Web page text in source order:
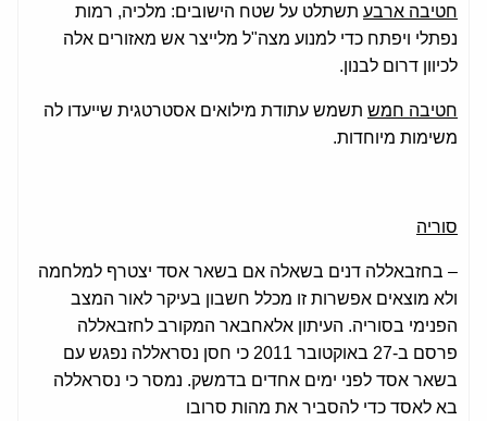
חטיבה ארבע תשתלט על שטח הישובים: מלכיה, רמות
נפתלי ויפתח כדי למנוע מצה"ל מלייצר אש מאזורים אלה
לכיוון דרום לבנון.
חטיבה חמש תשמש עתודת מילואים אסטרטגית שייעדו לה
משימות מיוחדות.
סוריה
– בחזבאללה דנים בשאלה אם בשאר אסד יצטרף למלחמה
ולא מוצאים אפשרות זו מכלל חשבון בעיקר לאור המצב
הפנימי בסוריה. העיתון אלאחבאר המקורב לחזבאללה
פרסם ב-27 באוקטובר 2011 כי חסן נסראללה נפגש עם
בשאר אסד לפני ימים אחדים בדמשק. נמסר כי נסראללה
בא לאסד כדי להסביר את מהות סרובו